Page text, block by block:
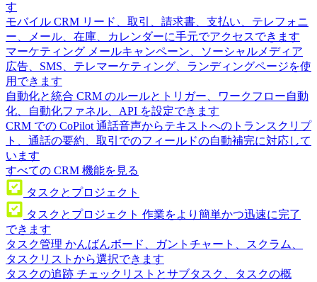
す
モバイル CRM リード、取引、請求書、支払い、テレフォニ
ー、メール、在庫、カレンダーに手元でアクセスできます
マーケティング メールキャンペーン、ソーシャルメディア
広告、SMS、テレマーケティング、ランディングページを使
用できます
自動化と統合 CRM のルールとトリガー、ワークフロー自動
化、自動化ファネル、API を設定できます
CRM での CoPilot 通話音声からテキストへのトランスクリプ
ト、通話の要約、取引でのフィールドの自動補完に対応して
います
すべての CRM 機能を見る
タスクとプロジェクト
タスクとプロジェクト 作業をより簡単かつ迅速に完了
できます
タスク管理 かんばんボード、ガントチャート、スクラム、
タスクリストから選択できます
タスクの追跡 チェックリストとサブタスク、タスクの概